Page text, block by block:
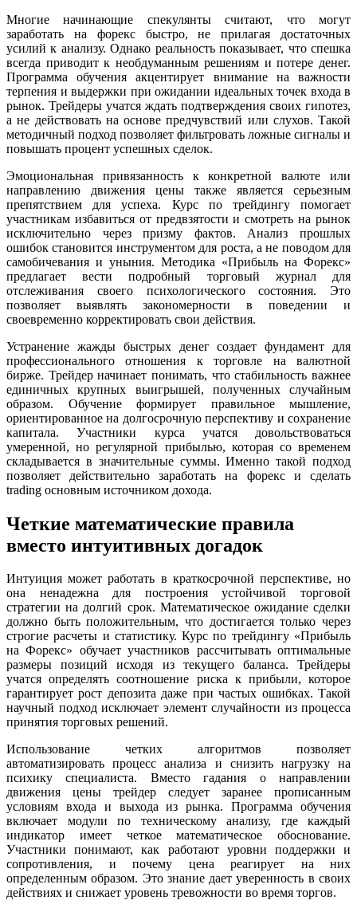
Многие начинающие спекулянты считают, что могут
заработать на форекс быстро, не прилагая достаточных
усилий к анализу. Однако реальность показывает, что спешка
всегда приводит к необдуманным решениям и потере денег.
Программа обучения акцентирует внимание на важности
терпения и выдержки при ожидании идеальных точек входа в
рынок. Трейдеры учатся ждать подтверждения своих гипотез,
а не действовать на основе предчувствий или слухов. Такой
методичный подход позволяет фильтровать ложные сигналы и
повышать процент успешных сделок.
Эмоциональная привязанность к конкретной валюте или
направлению движения цены также является серьезным
препятствием для успеха. Курс по трейдингу помогает
участникам избавиться от предвзятости и смотреть на рынок
исключительно через призму фактов. Анализ прошлых
ошибок становится инструментом для роста, а не поводом для
самобичевания и уныния. Методика «Прибыль на Форекс»
предлагает вести подробный торговый журнал для
отслеживания своего психологического состояния. Это
позволяет выявлять закономерности в поведении и
своевременно корректировать свои действия.
Устранение жажды быстрых денег создает фундамент для
профессионального отношения к торговле на валютной
бирже. Трейдер начинает понимать, что стабильность важнее
единичных крупных выигрышей, полученных случайным
образом. Обучение формирует правильное мышление,
ориентированное на долгосрочную перспективу и сохранение
капитала. Участники курса учатся довольствоваться
умеренной, но регулярной прибылью, которая со временем
складывается в значительные суммы. Именно такой подход
позволяет действительно заработать на форекс и сделать
trading основным источником дохода.
Четкие математические правила
вместо интуитивных догадок
Интуиция может работать в краткосрочной перспективе, но
она ненадежна для построения устойчивой торговой
стратегии на долгий срок. Математическое ожидание сделки
должно быть положительным, что достигается только через
строгие расчеты и статистику. Курс по трейдингу «Прибыль
на Форекс» обучает участников рассчитывать оптимальные
размеры позиций исходя из текущего баланса. Трейдеры
учатся определять соотношение риска к прибыли, которое
гарантирует рост депозита даже при частых ошибках. Такой
научный подход исключает элемент случайности из процесса
принятия торговых решений.
Использование четких алгоритмов позволяет
автоматизировать процесс анализа и снизить нагрузку на
психику специалиста. Вместо гадания о направлении
движения цены трейдер следует заранее прописанным
условиям входа и выхода из рынка. Программа обучения
включает модули по техническому анализу, где каждый
индикатор имеет четкое математическое обоснование.
Участники понимают, как работают уровни поддержки и
сопротивления, и почему цена реагирует на них
определенным образом. Это знание дает уверенность в своих
действиях и снижает уровень тревожности во время торгов.